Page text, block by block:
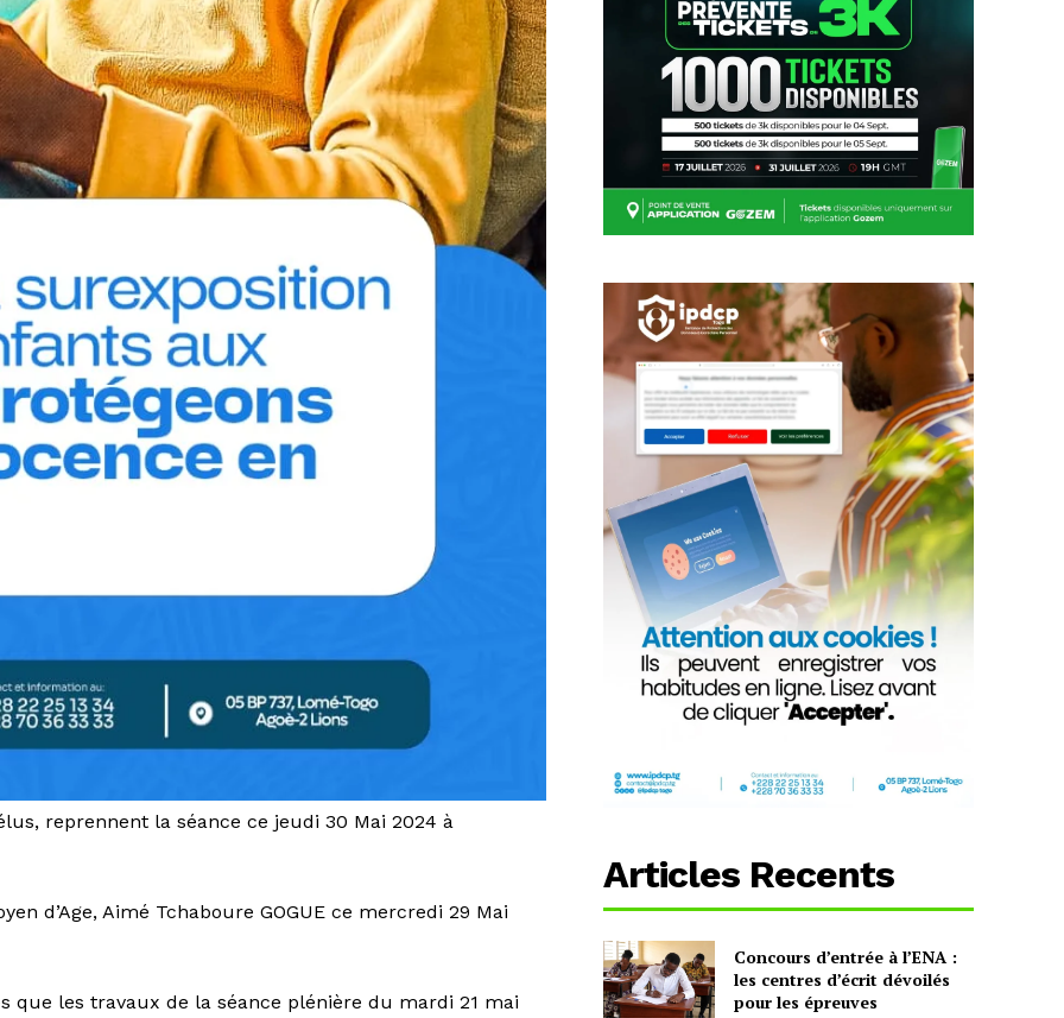
reprennent la séance ce jeudi 30 Mai 2024 à
d’Age, Aimé Tchaboure GOGUE ce mercredi 29 Mai
que les travaux de la séance plénière du mardi 21 mai
Articles Recents
Concours d’entrée à l’ENA :
les centres d’écrit dévoilés
pour les épreuves